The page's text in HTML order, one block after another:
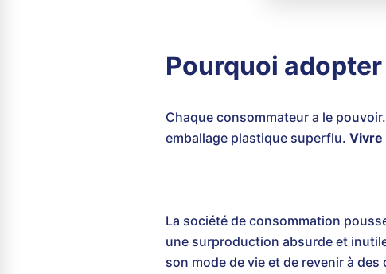
Pourquoi
Chaque consommateur a le
emballage plastique superflu. Vivre
La société de consommation
une surproduction absurde et
son mode de vie et de revenir à